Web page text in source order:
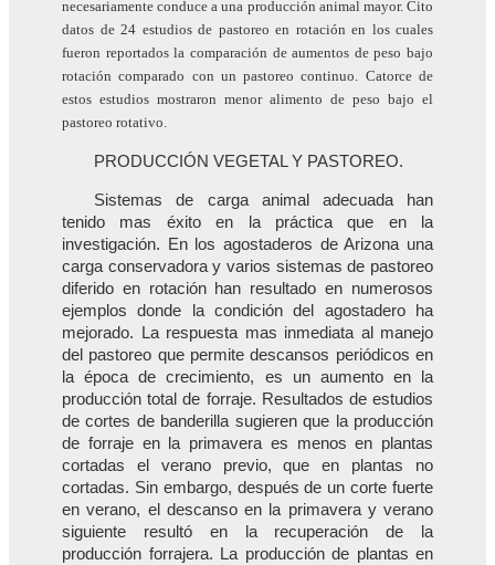
necesariamente conduce a una producción animal mayor. Cito
datos de 24 estudios de pastoreo en rotación en los cuales
fueron reportados la comparación de aumentos de peso bajo
rotación comparado con un pastoreo continuo. Catorce de
estos estudios mostraron menor alimento de peso bajo el
pastoreo rotativo.
PRODUCCIÓN VEGETAL Y PASTOREO.
Sistemas de carga animal adecuada han
tenido mas éxito en la práctica que en la
investigación. En los agostaderos de Arizona una
carga conservadora y varios sistemas de pastoreo
diferido en rotación han resultado en numerosos
ejemplos donde la condición del agostadero ha
mejorado. La respuesta mas inmediata al manejo
del pastoreo que permite descansos periódicos en
la época de crecimiento, es un aumento en la
producción total de forraje. Resultados de estudios
de cortes de banderilla sugieren que la producción
de forraje en la primavera es menos en plantas
cortadas el verano previo, que en plantas no
cortadas. Sin embargo, después de un corte fuerte
en verano, el descanso en la primavera y verano
siguiente resultó en la recuperación de la
producción forrajera. La producción de plantas en